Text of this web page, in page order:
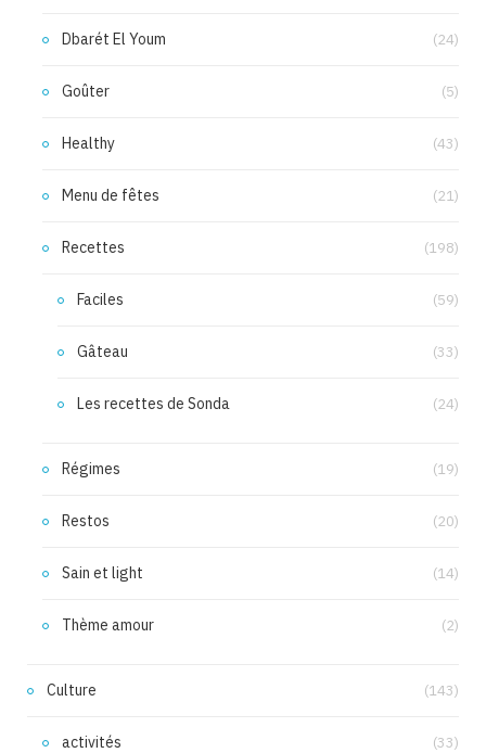
Dbarét El Youm (24)
Goûter (5)
Healthy (43)
Menu de fêtes (21)
Recettes (198)
Faciles (59)
Gâteau (33)
Les recettes de Sonda (24)
Régimes (19)
Restos (20)
Sain et light (14)
Thème amour (2)
Culture (143)
activités (33)